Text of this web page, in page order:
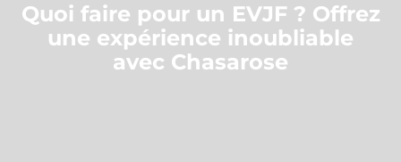
Quoi faire pour un EVJF ? Offrez
une expérience inoubliable
avec Chasarose